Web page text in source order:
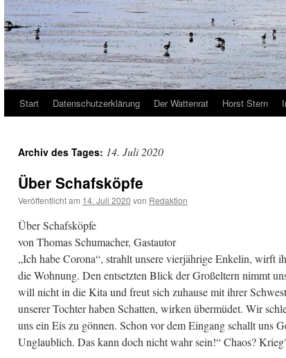
Start Datenschutzerklärung Der Wattenrat Horst Stern
Archiv des Tages: 14. Juli 2020
Über Schafsköpfe
Veröffentlicht am 14. Juli 2020 von Redaktion
Über Schafsköpfe
von Thomas Schumacher, Gastautor
„Ich habe Corona“, strahlt unsere vierjährige Enkelin, wirft
die Wohnung. Den entsetzten Blick der Großeltern nimmt
will nicht in die Kita und freut sich zuhause mit ihrer
unserer Tochter haben Schatten, wirken übermüdet. Wir
uns ein Eis zu gönnen. Schon vor dem Eingang schallt uns
Unglaublich. Das kann doch nicht wahr sein!“ Chaos?